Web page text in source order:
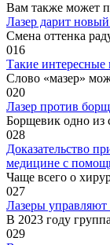
Вам также может
Лазер дарит новый
Смена оттенка
016
Такие интересные
Слово «мазер»
020
Лазер против
Борщевик одно из
028
Доказательство
медицине с
Чаще всего о
027
Лазеры управляют
В 2023 году
029